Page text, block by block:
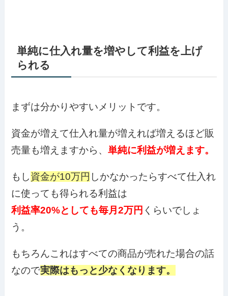
単純に仕入れ量を増やして利益を上げ
られる
まずは分かりやすいメリットです。
資金が増えて仕入れ量が増えれば増えるほど販
売量も増えますから、単純に利益が増えます。
もし資金が10万円 しかなかったらすべて仕入れ
に使っても得られる利益は
利益率20%としても毎月2万円 くらいでしょ
う。
もちろんこれはすべての商品が売れた場合の話
なので実際はもっと少なくなります。